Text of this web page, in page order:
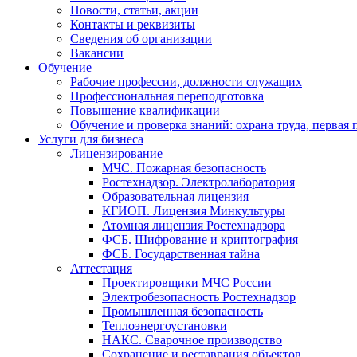
Новости, статьи, акции
Контакты и реквизиты
Сведения об организации
Вакансии
Обучение
Рабочие профессии, должности служащих
Профессиональная переподготовка
Повышение квалификации
Обучение и проверка знаний: охрана труда,
Услуги для бизнеса
Лицензирование
МЧС. Пожарная безопасность
Ростехнадзор. Электролаборатория
Образовательная лицензия
КГИОП. Лицензия Минкультуры
Атомная лицензия Ростехнадзора
ФСБ. Шифрование и криптография
ФСБ. Государственная тайна
Аттестация
Проектировщики МЧС России
Электробезопасность Ростехнадзор
Промышленная безопасность
Теплоэнергоустановки
НАКС. Сварочное производство
Сохранение и реставрация объектов